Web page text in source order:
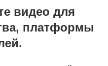
видео для
платформы